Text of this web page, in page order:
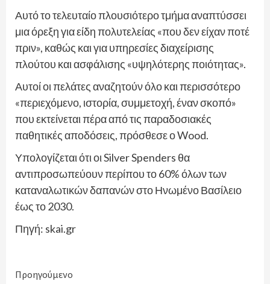
Αυτό το τελευταίο πλουσιότερο τμήμα αναπτύσσει
μια όρεξη για είδη πολυτελείας «που δεν είχαν ποτέ
πριν», καθώς και για υπηρεσίες διαχείρισης
πλούτου και ασφάλισης «υψηλότερης ποιότητας».
Αυτοί οι πελάτες αναζητούν όλο και περισσότερο
«περιεχόμενο, ιστορία, συμμετοχή, έναν σκοπό»
που εκτείνεται πέρα από τις παραδοσιακές
παθητικές αποδόσεις, πρόσθεσε ο Wood.
Υπολογίζεται ότι οι Silver Spenders θα
αντιπροσωπεύουν περίπου το 60% όλων των
καταναλωτικών δαπανών στο Ηνωμένο Βασίλειο
έως το 2030.
Πηγή: skai.gr
Continue
Προηγούμενο